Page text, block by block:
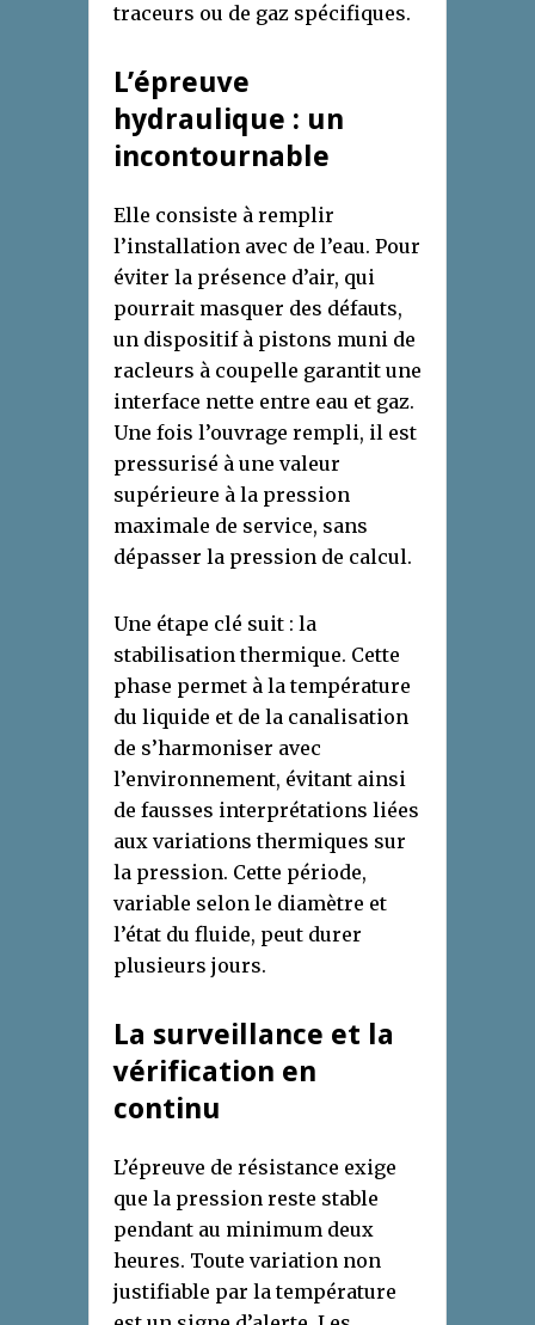
traceurs ou de gaz spécifiques.
L’épreuve
hydraulique : un
incontournable
Elle consiste à remplir
l’installation avec de l’eau. Pour
éviter la présence d’air, qui
pourrait masquer des défauts,
un dispositif à pistons muni de
racleurs à coupelle garantit une
interface nette entre eau et gaz.
Une fois l’ouvrage rempli, il est
pressurisé à une valeur
supérieure à la pression
maximale de service, sans
dépasser la pression de calcul.
Une étape clé suit : la
stabilisation thermique. Cette
phase permet à la température
du liquide et de la canalisation
de s’harmoniser avec
l’environnement, évitant ainsi
de fausses interprétations liées
aux variations thermiques sur
la pression. Cette période,
variable selon le diamètre et
l’état du fluide, peut durer
plusieurs jours.
La surveillance et la
vérification en
continu
L’épreuve de résistance exige
que la pression reste stable
pendant au minimum deux
heures. Toute variation non
justifiable par la température